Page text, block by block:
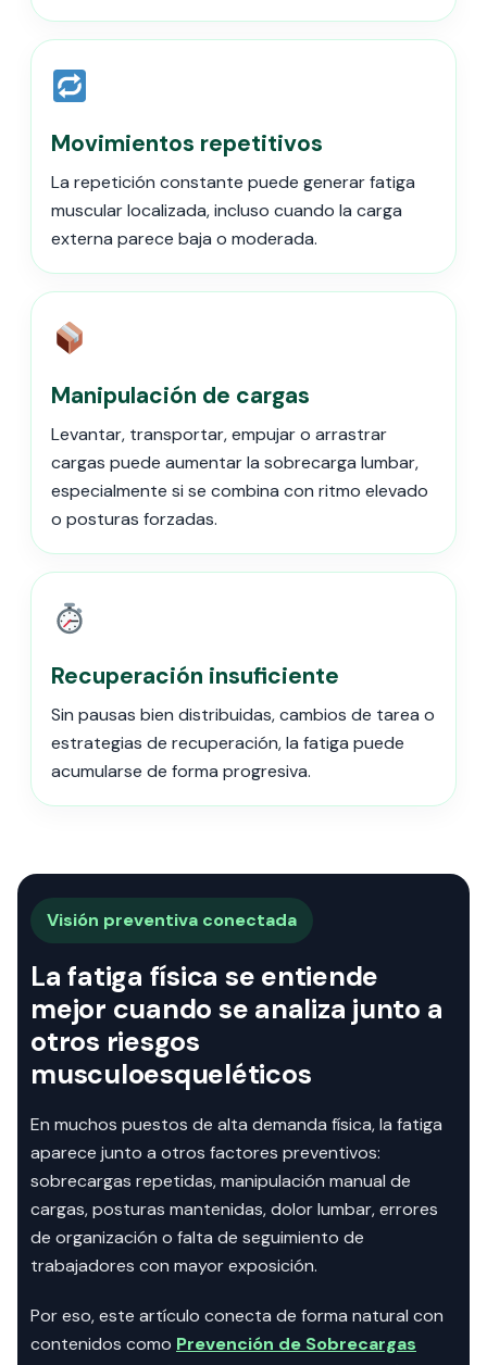
Movimientos repetitivos
La repetición constante puede generar fatiga
muscular localizada, incluso cuando la carga
externa parece baja o moderada.
Manipulación de cargas
Levantar, transportar, empujar o arrastrar
cargas puede aumentar la sobrecarga lumbar,
especialmente si se combina con ritmo elevado
o posturas forzadas.
Recuperación insuficiente
Sin pausas bien distribuidas, cambios de tarea o
estrategias de recuperación, la fatiga puede
acumularse de forma progresiva.
Visión preventiva conectada
La fatiga física se entiende
mejor cuando se analiza junto a
otros riesgos
musculoesqueléticos
En muchos puestos de alta demanda física, la fatiga
aparece junto a otros factores preventivos:
sobrecargas repetidas, manipulación manual de
cargas, posturas mantenidas, dolor lumbar, errores
de organización o falta de seguimiento de
trabajadores con mayor exposición.
Por eso, este artículo conecta de forma natural con
contenidos como Prevención de Sobrecargas